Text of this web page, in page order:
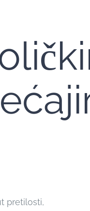
pretilosti,